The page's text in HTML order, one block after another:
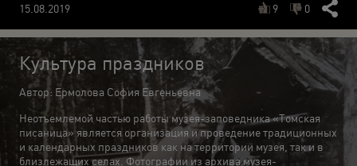
15.08.2019 9 0
Культура праздников
Автор: Ермолова София Евгеньевна
Неотъемлемой частью работы музея-заповедника «Томская
писаница» является организация и проведение традиционных
и календарных праздников как на территории музея, так и в
близлежащих селах. Фотографии из архива музея-